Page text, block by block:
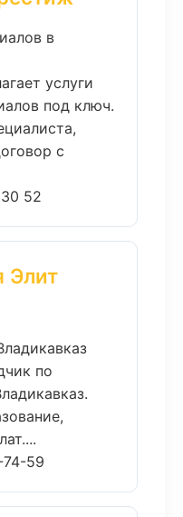
в
услуги
под ключ.
с
52
Элит
по
59